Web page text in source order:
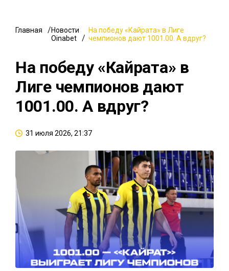
Главная
Новости
Oinabet
На победу «Кайрата» в Лиге
чемпионов дают 1001.00. А вдруг?
На победу «Кайрата» в
Лиге чемпионов дают
1001.00. А вдруг?
31 июля 2026, 21:37